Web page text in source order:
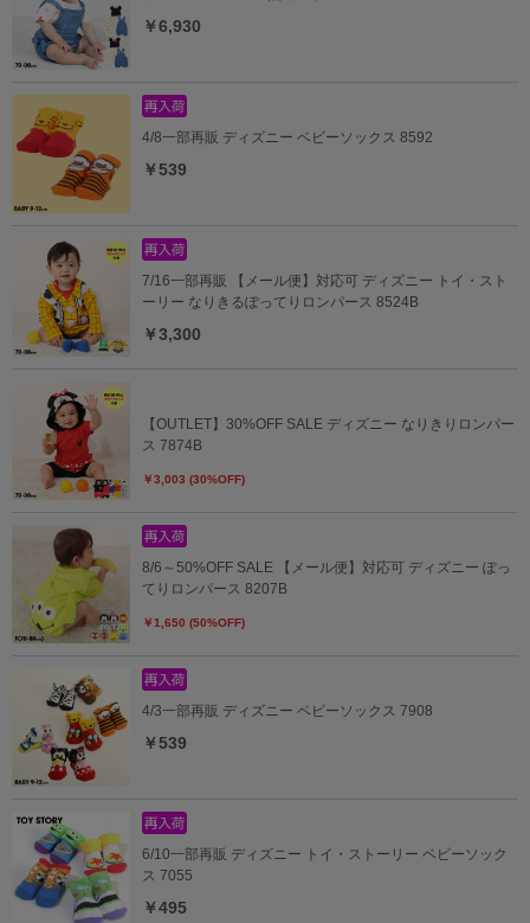
￥6,930
4/8一部再販 ディズニー ベビーソックス 8592
￥539
7/16一部再販 【メール便】対応可 ディズニー トイ・スト
ーリー なりきるぽってりロンパース 8524B
￥3,300
【OUTLET】30%OFF SALE ディズニー なりきりロンパー
ス 7874B
￥3,003 (30%OFF)
8/6～50%OFF SALE 【メール便】対応可 ディズニー ぽっ
てりロンパース 8207B
￥1,650 (50%OFF)
4/3一部再販 ディズニー ベビーソックス 7908
￥539
6/10一部再販 ディズニー トイ・ストーリー ベビーソック
ス 7055
￥495